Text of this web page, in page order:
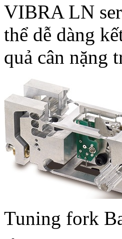
VIBRA LN
thể dễ dàng
quả cân nặng
Tuning fork